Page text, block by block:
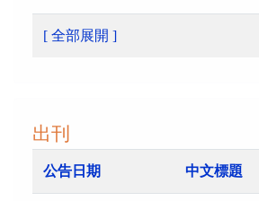
[ 全部展開 ]
出刊
公告日期 中文標題